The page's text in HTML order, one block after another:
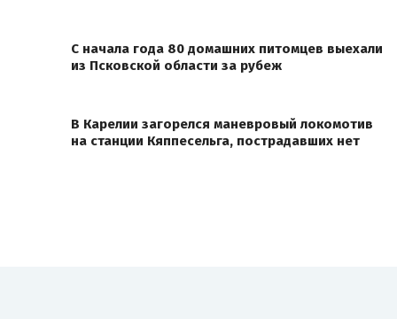
С начала года 80 домашних питомцев выехали
из Псковской области за рубеж
В Карелии загорелся маневровый локомотив
на станции Кяппесельга, пострадавших нет